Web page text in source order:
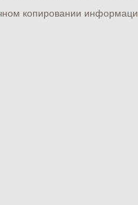
копировании